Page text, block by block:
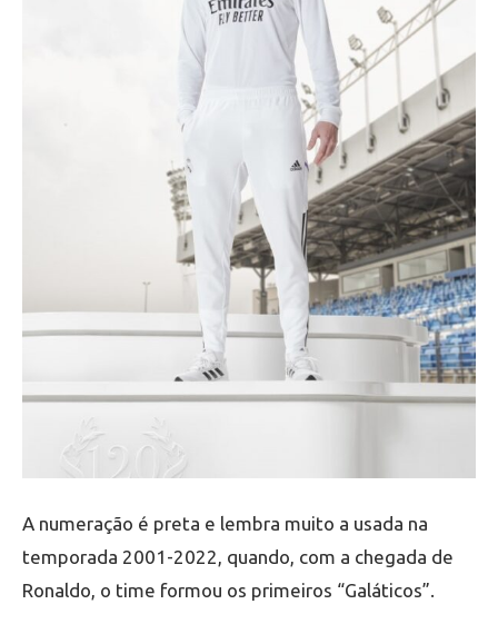
A numeração é preta e lembra muito a usada na
temporada 2001-2022, quando, com a chegada de
Ronaldo, o time formou os primeiros “Galáticos”.